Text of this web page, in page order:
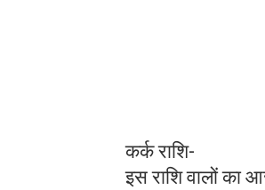
कर्क राशि-
इस राशि वालों का